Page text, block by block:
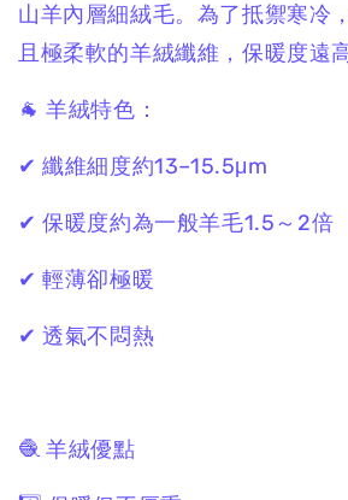
山羊內層細絨毛。為了抵禦寒冷
且極柔軟的羊絨纖維，保暖度遠
🐐 羊絨特色：
✔ 纖維細度約13–15.5μm
✔ 保暖度約為一般羊毛1.5～2倍
✔ 輕薄卻極暖
✔ 透氣不悶熱
🧶 羊絨優點